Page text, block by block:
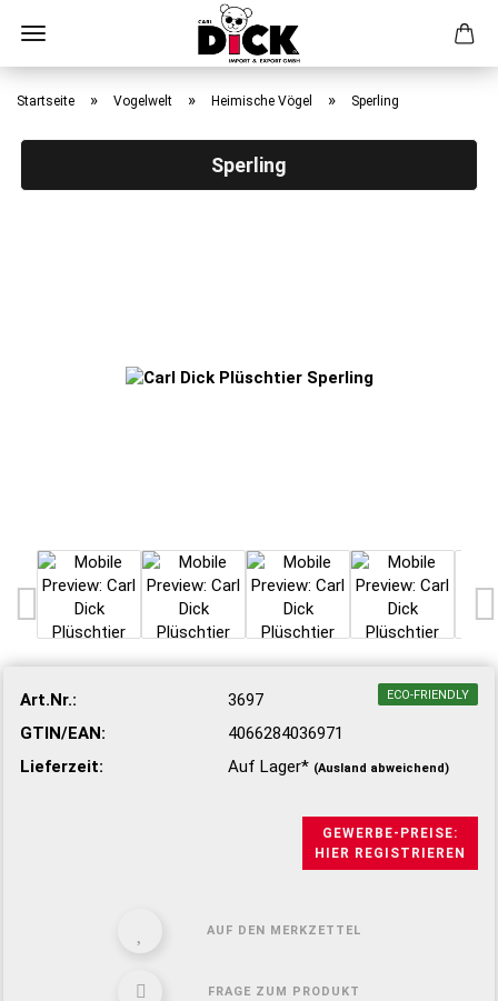
Direkt
zumStartseite » Vogelwelt » Heimische Vögel » Sperling
Sperling
ECO-FRIENDLY
Art.Nr.:
3697
GTIN/EAN:
4066284036971
Lieferzeit:
Auf Lager* (Ausland abweichend)
GEWERBE-PREISE:
HIER REGISTRIEREN
AUF DEN MERKZETTEL
FRAGE ZUM PRODUKT